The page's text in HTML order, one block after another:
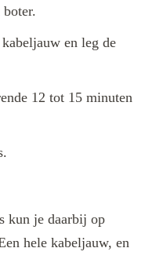
en leg de
12 tot 15 minuten
kun je daarbij op
hele kabeljauw, en